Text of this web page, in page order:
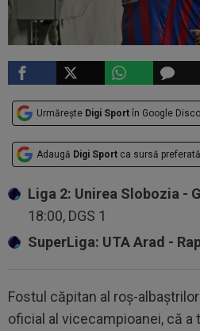
Urmărește Digi Sport în Google
Adaugă Digi Sport ca sursă
Liga 2: Unirea Slobozia -
18:00, DGS 1
SuperLiga: UTA Arad -
Fostul căpitan al roș-
oficial al vicecampioanei, că a